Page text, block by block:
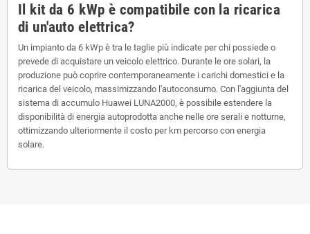
Il kit da 6 kWp è compatibile con la ricarica
di un'auto elettrica?
Un impianto da 6 kWp è tra le taglie più indicate per chi possiede o
prevede di acquistare un veicolo elettrico. Durante le ore solari, la
produzione può coprire contemporaneamente i carichi domestici e la
ricarica del veicolo, massimizzando l'autoconsumo. Con l'aggiunta del
sistema di accumulo Huawei LUNA2000, è possibile estendere la
disponibilità di energia autoprodotta anche nelle ore serali e notturne,
ottimizzando ulteriormente il costo per km percorso con energia
solare.